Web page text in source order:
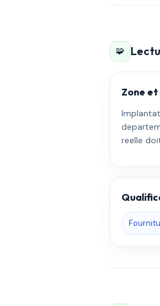
🧩
Zone
reelle